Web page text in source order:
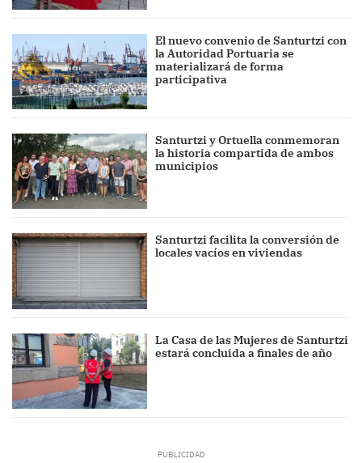
El nuevo convenio de Santurtzi con
la Autoridad Portuaria se
materializará de forma
participativa
Santurtzi y Ortuella conmemoran
la historia compartida de ambos
municipios
Santurtzi facilita la conversión de
locales vacíos en viviendas
La Casa de las Mujeres de Santurtzi
estará concluida a finales de año